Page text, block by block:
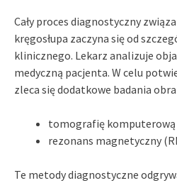
Cały proces diagnostyczny
kręgosłupa zaczyna się od
klinicznego. Lekarz analizuje
medyczną pacjenta. W celu
zleca się dodatkowe badania
tomografię komputerową
rezonans magnetyczny
Te metody diagnostyczne